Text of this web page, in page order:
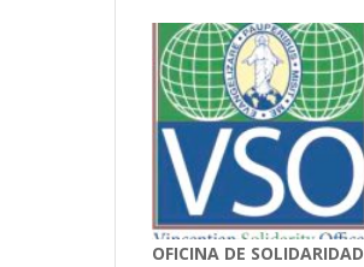
OFICINA DE SOLIDARIDAD